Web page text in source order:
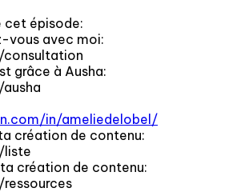
cet épisode:
vous avec moi:
grâce à Ausha:
in/ameliedelobel/
création de contenu:
liste
création de contenu: